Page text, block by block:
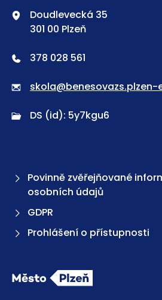
Doudlevecká 35
301 00 Plzeň
378 028 561
skola@benesovazs.plzen-
DS (id): 5y7kgu6
Povinně zvěřejňované
osobních údajů
GDPR
Prohlášení o přístupnosti